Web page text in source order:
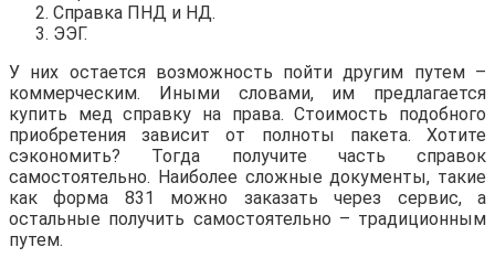
Справка ПНД и НД.
ЭЭГ.
У них остается возможность пойти другим путем –
коммерческим. Иными словами, им предлагается
купить мед справку на права. Стоимость подобного
приобретения зависит от полноты пакета. Хотите
сэкономить? Тогда получите часть справок
самостоятельно. Наиболее сложные документы, такие
как форма 831 можно заказать через сервис, а
остальные получить самостоятельно – традиционным
путем.